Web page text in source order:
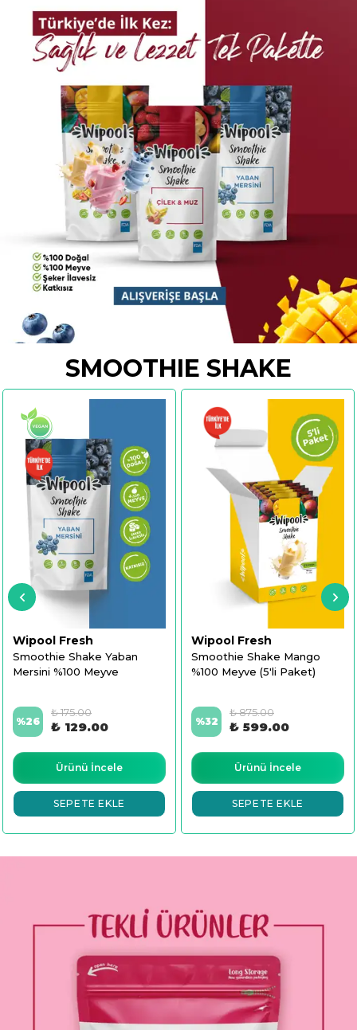
SMOOTHIE SHAKE
Wipool Fresh
Smoothie Shake Yaban
Mersini %100 Meyve
%26
₺ 175.00
₺ 129.00
Ürünü İncele
SEPETE EKLE
Wipool Fresh
Smoothie Shake Mango
%100 Meyve (5'li Paket)
%32
₺ 875.00
₺ 599.00
Ürünü İncele
SEPETE EKLE